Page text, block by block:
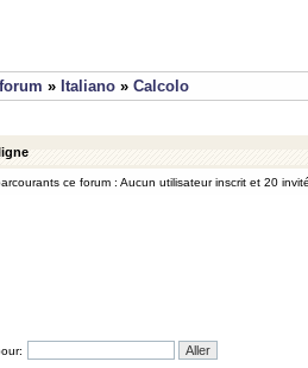
» Italiano » Calcolo
ce forum : Aucun utilisateur inscrit et 20